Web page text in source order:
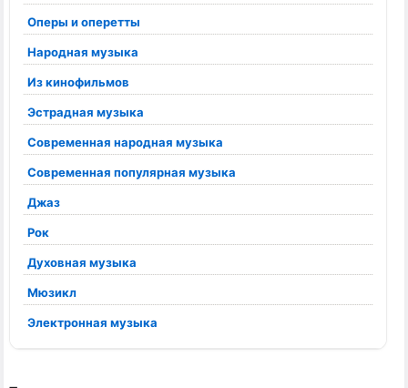
Оперы и оперетты
Народная музыка
Из кинофильмов
Эстрадная музыка
Современная народная музыка
Современная популярная музыка
Джаз
Рок
Духовная музыка
Мюзикл
Электронная музыка